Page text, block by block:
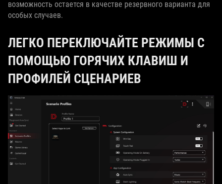
возможность остается в качестве резервного варианта для
особых случаев.
ЛЕГКО ПЕРЕКЛЮЧАЙТЕ РЕЖИМЫ С
ПОМОЩЬЮ ГОРЯЧИХ КЛАВИШ И
ПРОФИЛЕЙ СЦЕНАРИЕВ